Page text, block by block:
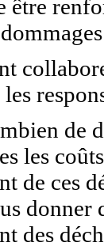
être
de
les
de ces
donner
des